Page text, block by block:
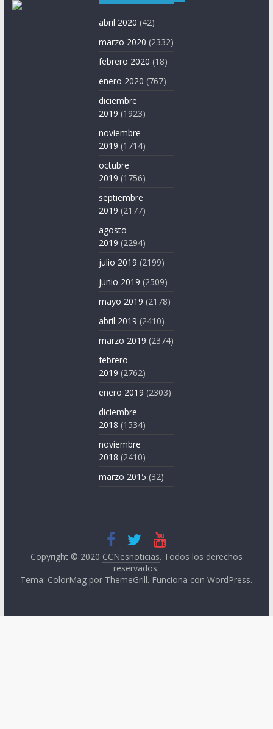
abril 2020 (42)
marzo 2020 (2332)
febrero 2020 (18)
enero 2020 (767)
diciembre
2019 (1923)
noviembre
2019 (1714)
octubre
2019 (1756)
septiembre
2019 (2177)
agosto
2019 (2294)
julio 2019 (2199)
junio 2019 (2509)
mayo 2019 (2178)
abril 2019 (2410)
marzo 2019 (2374)
febrero
2019 (2762)
enero 2019 (2303)
diciembre
2018 (1534)
noviembre
2018 (2410)
marzo 2015 (32)
Copyright © 2020 CCNesnoticias. Todos los derechos
reservados.
Tema: ColorMag por ThemeGrill. Funciona conWordPress.